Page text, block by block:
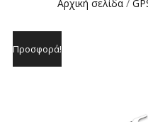
Αρχική σελίδα /
Προσφορά!